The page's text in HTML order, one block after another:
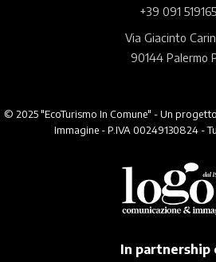
+39 091 519165
Via Giacinto
90144 Palermo
© 2025 "EcoTurismo In Comune" - Un
Immagine - P.IVA 00249130824 -
In partnership